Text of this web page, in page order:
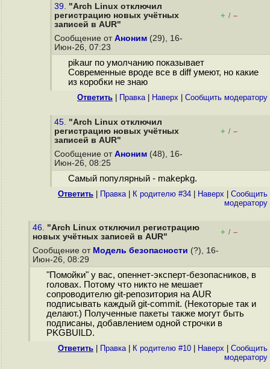
39. "Arch Linux отключил
регистрацию новых учётных
записей в AUR"
+ / –
Сообщение от Аноним (29), 16-
Июн-26, 07:23
pikaur по умолчанию показывает
Современные вроде все в diff умеют, но какие
из коробки не знаю
Ответить Правка| Наверх Cообщить модератору
45. "Arch Linux отключил
регистрацию новых учётных
записей в AUR"
+ / –
Сообщение от Аноним (48), 16-
Июн-26, 08:25
Самый популярный - makepkg.
Ответить Правка| К родителю #34 Наверх
Cообщить
модератору
46. "Arch Linux отключил регистрацию
новых учётных записей в AUR"
+ / –
Сообщение от Модель безопасности (?), 16-
Июн-26, 08:29
"Помойки" у вас, опеннет-эксперт-безопасников, в
головах. Потому что никто не мешает
сопроводителю git-репозитория на AUR
подписывать каждый git-commit. (Некоторые так и
делают.) Полученные пакеты также могут быть
подписаны, добавлением одной строчки в
PKGBUILD.
Ответить Правка| К родителю #10 Наверх
Cообщить
модератору